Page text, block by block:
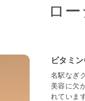
ロ
ビタミ
名駅なぎ
美容に欠
れていま